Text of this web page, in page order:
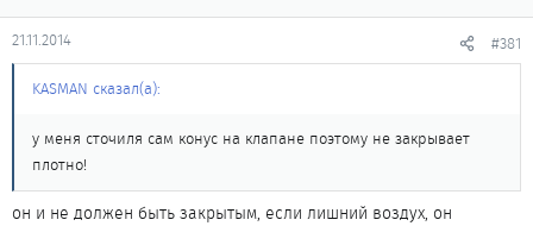
21.11.2014 #381
KASMAN сказал(а):
у меня сточиля сам конус на клапане поэтому не закрывает
плотно!
он и не должен быть закрытым, если лишний воздух, он